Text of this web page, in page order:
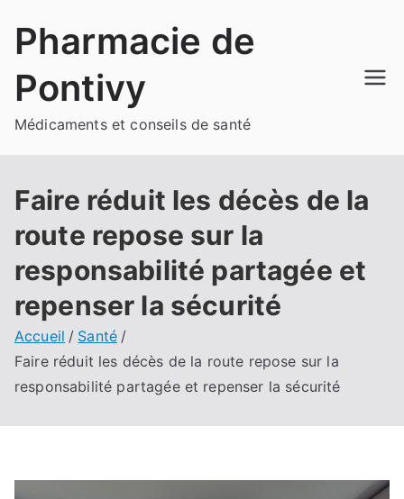
Pharmacie de
Pontivy
Médicaments et conseils de santé
Faire réduit les décès de la
route repose sur la
responsabilité partagée et
repenser la sécurité
Accueil
Santé
Faire réduit les décès de la route repose sur la
responsabilité partagée et repenser la sécurité